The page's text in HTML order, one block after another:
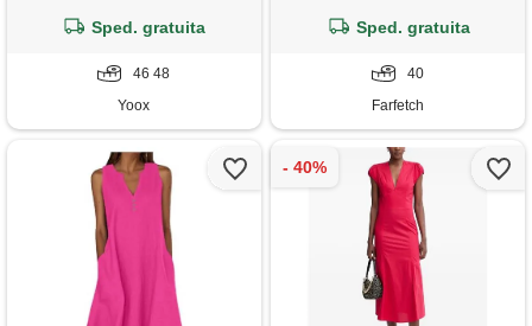
Sped. gratuita
46 48
Yoox
Sped. gratuita
40
Farfetch